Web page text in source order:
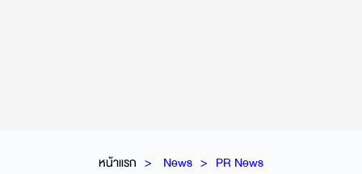
หน้าแรก News PR News